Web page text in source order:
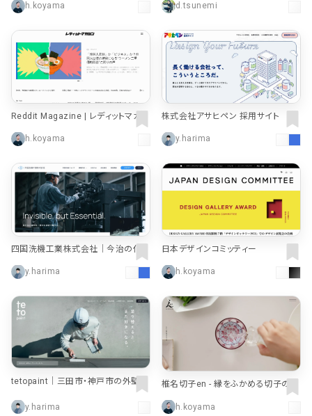
h.koyama
d.tsunemi
Reddit Magazine | レディットマガジ
h.koyama
株式会社アサヒペン 採用サイト
y.harima
四国洗機工業株式会社｜今治の化学
y.harima
日本デザインコミッティー
h.koyama
tetopaint｜三田市・神戸市の外壁・
y.harima
椎名切子en - 縁をふかめる切子のギ
h.koyama